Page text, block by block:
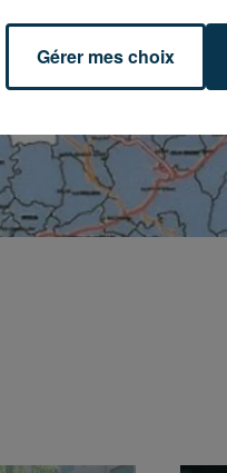
Gérer mes choix